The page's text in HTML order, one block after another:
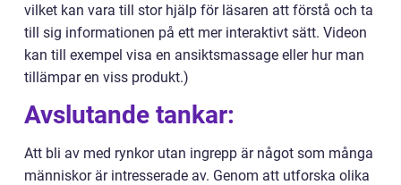
vilket kan vara till stor hjälp för läsaren att förstå och ta
till sig informationen på ett mer interaktivt sätt. Videon
kan till exempel visa en ansiktsmassage eller hur man
tillämpar en viss produkt.)
Avslutande tankar:
Att bli av med rynkor utan ingrepp är något som många
människor är intresserade av. Genom att utforska olika